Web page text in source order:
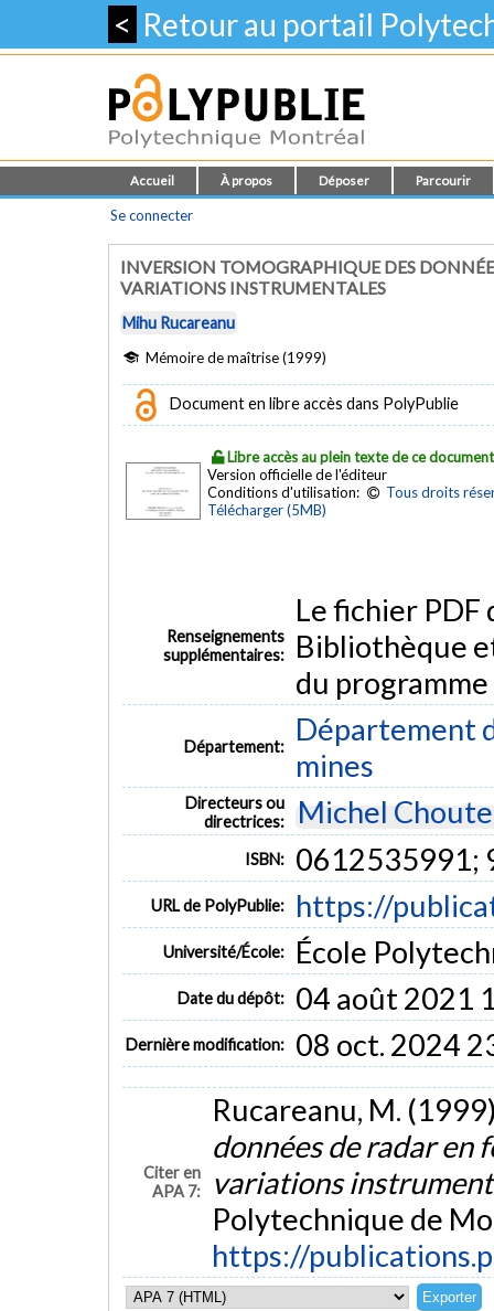
< Retour au portail
Accueil À propos Déposer Parcourir
Se connecter
INVERSION TOMOGRAPHIQUE DES
VARIATIONS INSTRUMENTALES
Mihu Rucareanu
Mémoire de maîtrise (1999)
Document en libre accès dans PolyPublie
Libre accès au plein texte de ce document
Version officielle de l'éditeur
Conditions d'utilisation:
Tous droits
Télécharger (5MB)
Renseignements
supplémentaires:
Le fichier
Bibliothèque
du programme
Département:
Département
mines
Directeurs ou
directrices:
Michel
ISBN: 0612535991;
URL de PolyPublie: https://
Université/École: École
Date du dépôt: 04 août 2021
Dernière modification: 08 oct. 2024
Citer en
APA 7:
Rucareanu, M.
données de radar en
variations
Polytechnique de
https://